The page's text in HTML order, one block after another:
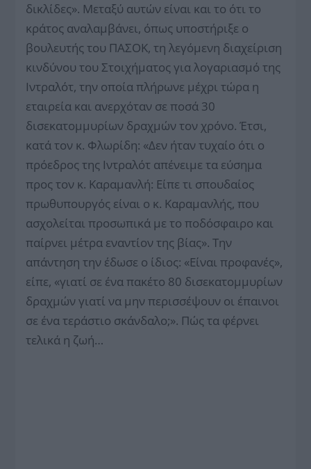
δικλίδες». Μεταξύ αυτών είναι και το ότι το
κράτος αναλαμβάνει, όπως υποστήριξε ο
βουλευτής του ΠΑΣΟΚ, τη λεγόμενη διαχείριση
κινδύνου του Στοιχήματος για λογαριασμό της
Ιντραλότ, την οποία πλήρωνε μέχρι τώρα η
εταιρεία και ανερχόταν σε ποσά 30
δισεκατομμυρίων δραχμών τον χρόνο. Έτσι,
κατά τον κ. Φλωρίδη: «Δεν ήταν τυχαίο ότι ο
πρόεδρος της Ιντραλότ απένειμε τα εύσημα
προς τον κ. Καραμανλή: Είπε τι σπουδαίος
πρωθυπουργός είναι ο κ. Καραμανλής, που
ασχολείται προσωπικά με το ποδόσφαιρο και
παίρνει μέτρα εναντίον της βίας». Την
απάντηση την έδωσε ο ίδιος: «Είναι προφανές»,
είπε, «γιατί σε ένα πακέτο 80 δισεκατομμυρίων
δραχμών γιατί να μην περισσέψουν οι έπαινοι
σε ένα τεράστιο σκάνδαλο;». Πώς τα φέρνει
τελικά η ζωή…